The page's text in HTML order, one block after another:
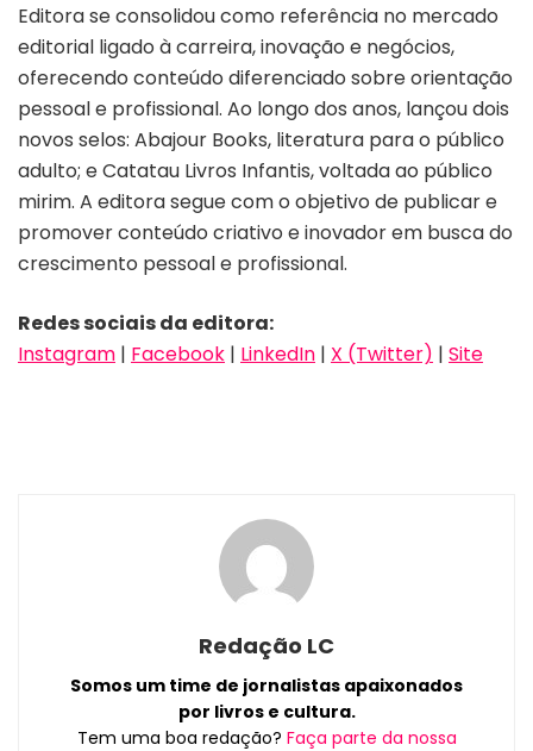
Editora se consolidou como referência no mercado
editorial ligado à carreira, inovação e negócios,
oferecendo conteúdo diferenciado sobre orientação
pessoal e profissional. Ao longo dos anos, lançou dois
novos selos: Abajour Books, literatura para o público
adulto; e Catatau Livros Infantis, voltada ao público
mirim. A editora segue com o objetivo de publicar e
promover conteúdo criativo e inovador em busca do
crescimento pessoal e profissional.
Redes sociais da editora:
Instagram | Facebook | LinkedIn | X (Twitter) | Site
Redação LC
Somos um time de jornalistas apaixonados
por livros e cultura.
Tem uma boa redação? Faça parte da nossa